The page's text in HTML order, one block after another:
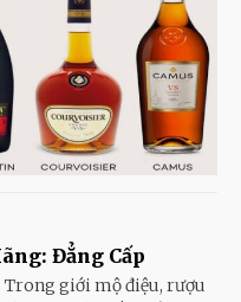
Đẳng Cấp
Trong giới mộ điệu, rượu